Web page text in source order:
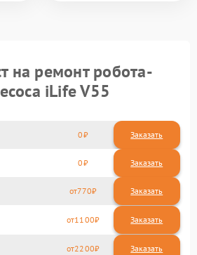
на ремонт робота-
iLife V55
0 Заказать
0 Заказать
770
1100
2200